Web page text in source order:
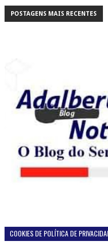
POSTAGENS MAIS RECENTES
COOKIES DE POLÍTICA DE